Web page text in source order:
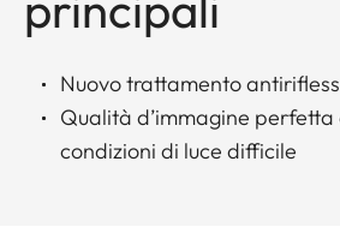
Nuovo trattamento
Qualità d’immagine perfetta
condizioni di luce difficile